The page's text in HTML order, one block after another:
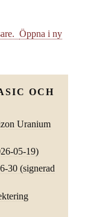
Öppna i ny
OCH
Uranium
05-19)
30 (signerad